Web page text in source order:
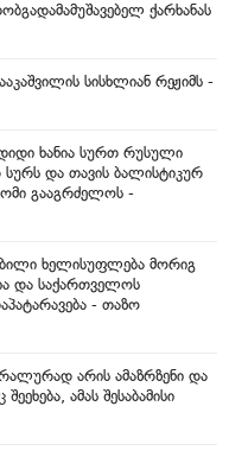
ქარხანას
სისხლიან რეჟიმს -
დიდი ხანია სურთ რუსული
და თავის ბალისტიკურ
ომი გააგრძელოს -
ხელისუფლება მორიგ
და საქართველოს
- თაზო
არის ამაზრზენი და
ამას შესაბამისი